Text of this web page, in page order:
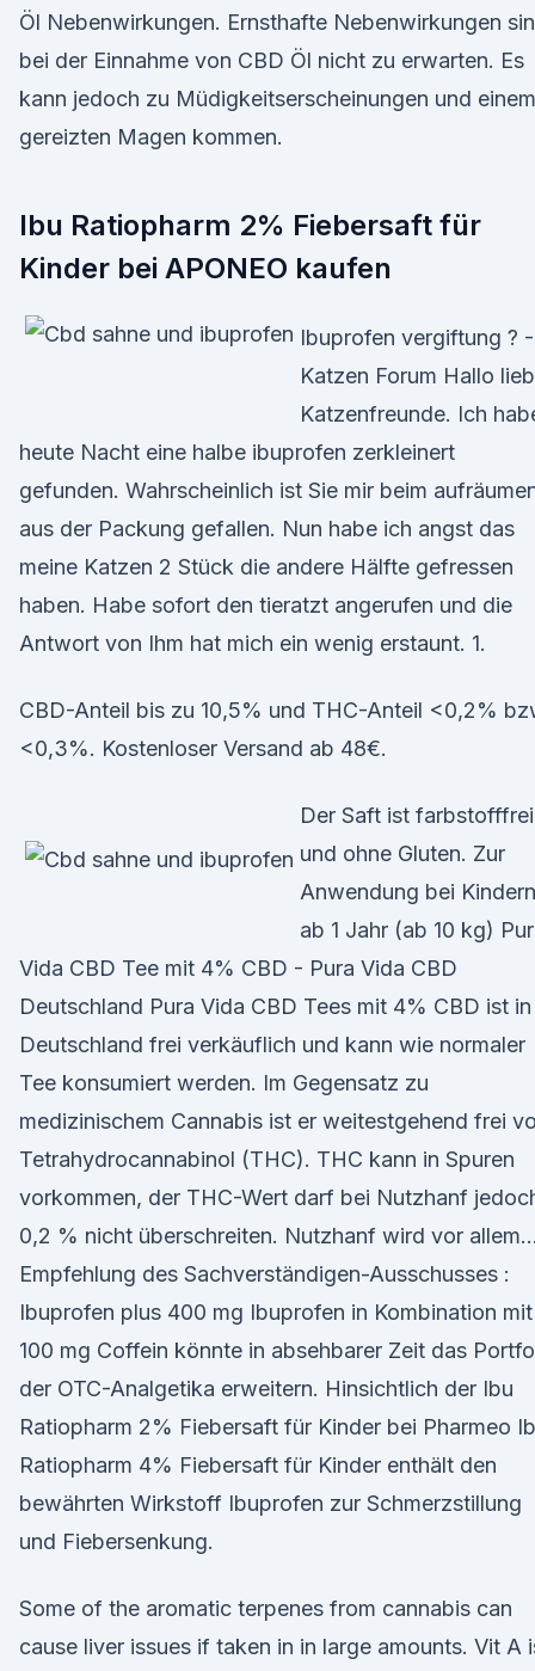
Öl Nebenwirkungen. Ernsthafte Nebenwirkungen
bei der Einnahme von CBD Öl nicht zu erwarten. Es
kann jedoch zu Müdigkeitserscheinungen und einem
gereizten Magen kommen.
Ibu Ratiopharm 2% Fiebersaft für
Kinder bei APONEO kaufen
Ibuprofen vergiftung ? -
Katzen Forum Hallo
Katzenfreunde. Ich
heute Nacht eine halbe ibuprofen zerkleinert
gefunden. Wahrscheinlich ist Sie mir beim
aus der Packung gefallen. Nun habe ich angst das
meine Katzen 2 Stück die andere Hälfte gefressen
haben. Habe sofort den tieratzt angerufen und die
Antwort von Ihm hat mich ein wenig erstaunt. 1.
CBD-Anteil bis zu 10,5% und THC-Anteil <0,2%
<0,3%. Kostenloser Versand ab 48€.
Der Saft ist farbstofffrei
und ohne Gluten. Zur
Anwendung bei Kindern
ab 1 Jahr (ab 10 kg)
Vida CBD Tee mit 4% CBD - Pura Vida CBD
Deutschland Pura Vida CBD Tees mit 4% CBD ist in
Deutschland frei verkäuflich und kann wie normaler
Tee konsumiert werden. Im Gegensatz zu
medizinischem Cannabis ist er weitestgehend frei
Tetrahydrocannabinol (THC). THC kann in Spuren
vorkommen, der THC-Wert darf bei Nutzhanf
0,2 % nicht überschreiten. Nutzhanf wird vor allem…
Empfehlung des Sachverständigen-Ausschusses :
Ibuprofen plus 400 mg Ibuprofen in Kombination mit
100 mg Coffein könnte in absehbarer Zeit das
der OTC-Analgetika erweitern. Hinsichtlich der Ibu
Ratiopharm 2% Fiebersaft für Kinder bei Pharmeo
Ratiopharm 4% Fiebersaft für Kinder enthält den
bewährten Wirkstoff Ibuprofen zur Schmerzstillung
und Fiebersenkung.
Some of the aromatic terpenes from cannabis can
cause liver issues if taken in in large amounts. Vit A